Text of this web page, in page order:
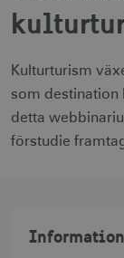
Kulturturism
som destination
detta
förstudie
Information